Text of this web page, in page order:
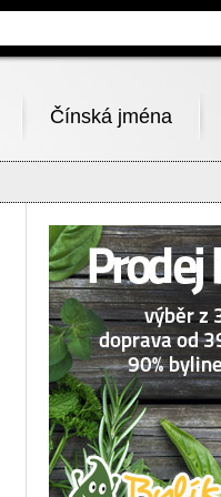
Čínská jména